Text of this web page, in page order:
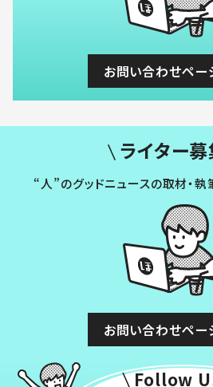
お問い合わせペー
ライター募
“人”のグッドニュースの取材・執
お問い合わせペー
Follow